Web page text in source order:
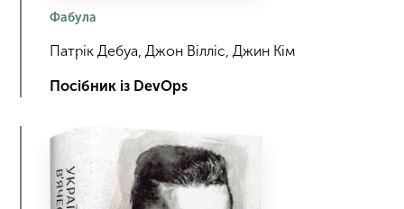
Фабула
Патрік Дебуа, Джон Вілліс, Джин Кім
Посібник із DevOps